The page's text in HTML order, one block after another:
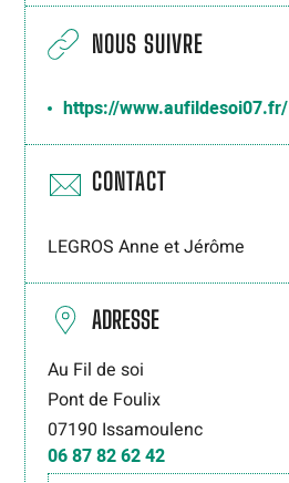
NOUS SUIVRE
https://www.aufildesoi07.fr/
CONTACT
LEGROS Anne et Jérôme
ADRESSE
Au Fil de soi
Pont de Foulix
07190 Issamoulenc
06 87 82 62 42